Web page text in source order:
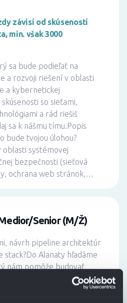
závisí od skúseností
min. však 3000
sa bude podieľať na
a rozvoji riešení v oblasti
a kybernetickej
so sieťami,
a rád riešiš
sa k nášmu tímu.Popis
bude tvojou úlohou?
oblasti systémovej
bezpečnosti (sieťová
ochrana web stránok,…
Senior (M/Ž)
návrh pipeline architektúr
stack?Do Alanaty hľadáme
nám pomôže budovať
postavenú na open-
súčasťou tímu, ktorý